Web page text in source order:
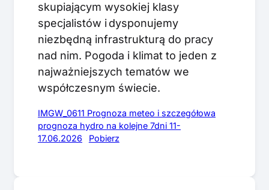
skupiającym wysokiej klasy
specjalistów i dysponujemy
niezbędną infrastrukturą do pracy
nad nim. Pogoda i klimat to jeden z
najważniejszych tematów we
współczesnym świecie.
IMGW_0611 Prognoza meteo i szczegółowa
prognoza hydro na kolejne 7dni 11-
17.06.2026
Pobierz